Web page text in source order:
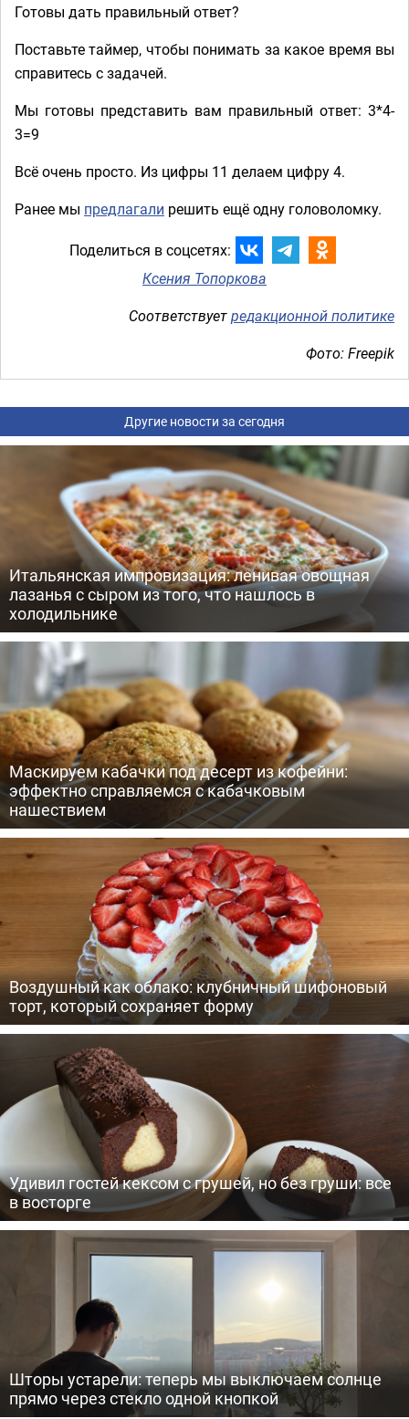
Готовы дать правильный ответ?
Поставьте таймер, чтобы понимать за какое время вы
справитесь с задачей.
Мы готовы представить вам правильный ответ: 3*4-
3=9
Всё очень просто. Из цифры 11 делаем цифру 4.
Ранее мы предлагали решить ещё одну головоломку.
Поделиться в соцсетях:
Ксения Топоркова
Соответствуетредакционной политике
Фото: Freepik
Другие новости за сегодня
Итальянская импровизация: ленивая овощная
лазанья с сыром из того, что нашлось в
холодильнике
Маскируем кабачки под десерт из кофейни:
эффектно справляемся с кабачковым
нашествием
Воздушный как облако: клубничный шифоновый
торт, который сохраняет форму
Удивил гостей кексом с грушей, но без груши: все
в восторге
Шторы устарели: теперь мы выключаем солнце
прямо через стекло одной кнопкой